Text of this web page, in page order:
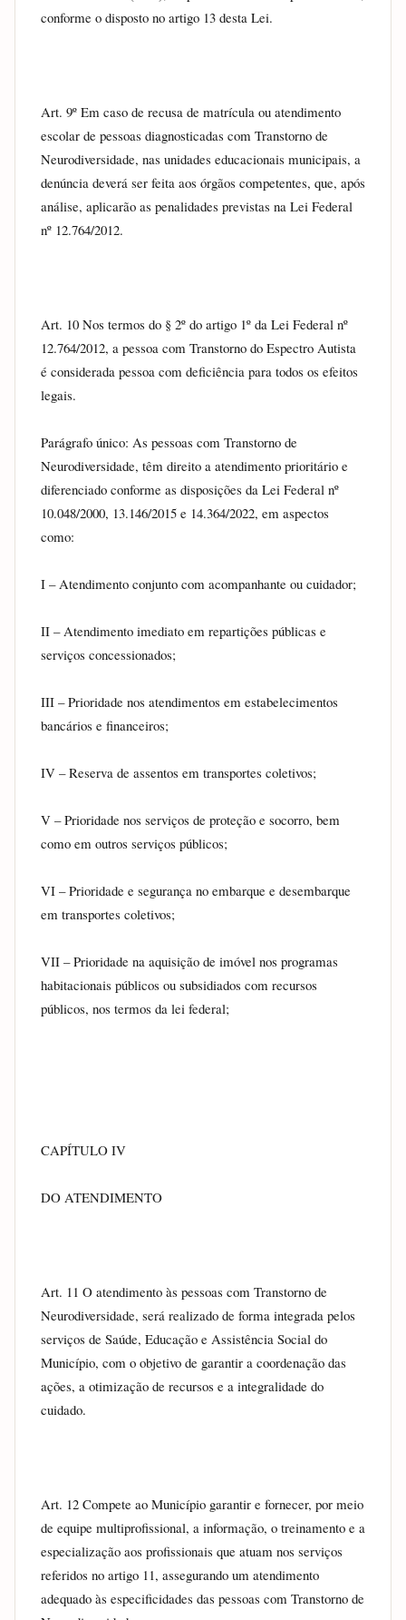
conforme o disposto no artigo 13 desta Lei.
Art. 9º Em caso de recusa de matrícula ou atendimento
escolar de pessoas diagnosticadas com Transtorno de
Neurodiversidade, nas unidades educacionais municipais, a
denúncia deverá ser feita aos órgãos competentes, que, após
análise, aplicarão as penalidades previstas na Lei Federal
nº 12.764/2012.
Art. 10 Nos termos do § 2º do artigo 1º da Lei Federal nº
12.764/2012, a pessoa com Transtorno do Espectro Autista
é considerada pessoa com deficiência para todos os efeitos
legais.
Parágrafo único: As pessoas com Transtorno de
Neurodiversidade, têm direito a atendimento prioritário e
diferenciado conforme as disposições da Lei Federal nº
10.048/2000, 13.146/2015 e 14.364/2022, em aspectos
como:
I – Atendimento conjunto com acompanhante ou cuidador;
II – Atendimento imediato em repartições públicas e
serviços concessionados;
III – Prioridade nos atendimentos em estabelecimentos
bancários e financeiros;
IV – Reserva de assentos em transportes coletivos;
V – Prioridade nos serviços de proteção e socorro, bem
como em outros serviços públicos;
VI – Prioridade e segurança no embarque e desembarque
em transportes coletivos;
VII – Prioridade na aquisição de imóvel nos programas
habitacionais públicos ou subsidiados com recursos
públicos, nos termos da lei federal;
CAPÍTULO IV
DO ATENDIMENTO
Art. 11 O atendimento às pessoas com Transtorno de
Neurodiversidade, será realizado de forma integrada pelos
serviços de Saúde, Educação e Assistência Social do
Município, com o objetivo de garantir a coordenação das
ações, a otimização de recursos e a integralidade do
cuidado.
Art. 12 Compete ao Município garantir e fornecer, por meio
de equipe multiprofissional, a informação, o treinamento e a
especialização aos profissionais que atuam nos serviços
referidos no artigo 11, assegurando um atendimento
adequado às especificidades das pessoas com Transtorno de